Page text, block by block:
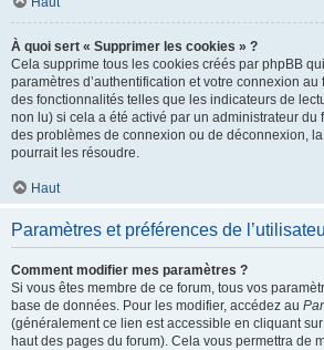
À quoi sert « Supprimer les cookies » ?
Cela supprime tous les cookies créés par phpBB
paramètres d’authentification et votre connexion au
des fonctionnalités telles que les indicateurs de
non lu) si cela a été activé par un administrateur du
des problèmes de connexion ou de déconnexion,
pourrait les résoudre.
Haut
Paramètres et préférences de
Comment modifier mes paramètres ?
Si vous êtes membre de ce forum, tous vos
base de données. Pour les modifier, accédez au
(généralement ce lien est accessible en cliquant
haut des pages du forum). Cela vous permettra de